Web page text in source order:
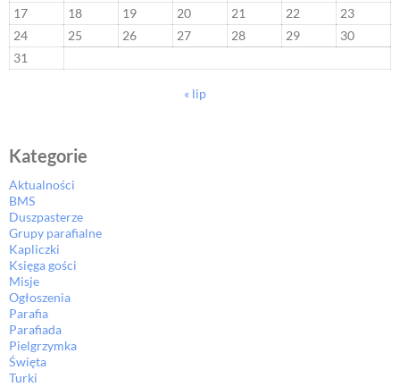
17
18 19 20 21 22
23
24
25 26 27 28 29
30
31
« lip
Kategorie
Aktualności
BMS
Duszpasterze
Grupy parafialne
Kapliczki
Księga gości
Misje
Ogłoszenia
Parafia
Parafiada
Pielgrzymka
Święta
Turki